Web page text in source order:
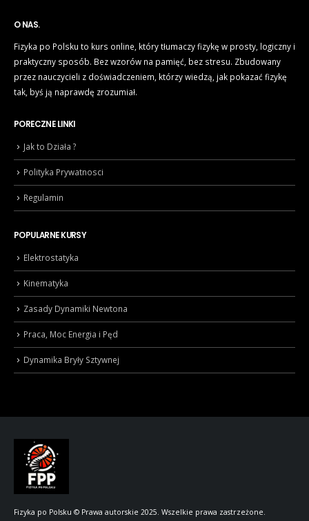
O NAS.
Fizyka po Polsku to kurs online, który tłumaczy fizykę w prosty, logiczny i
praktyczny sposób. Bez wzorów na pamięć, bez stresu. Zbudowany
przez nauczycieli z doświadczeniem, którzy wiedzą, jak pokazać fizykę
tak, byś ją naprawdę zrozumiał.
PORECZNE LINKI
Jak to Działa ?
Polityka Prywatnosci
Regulamin
POPULARNE KURSY
Elektrostatyka
Kinematyka
Zasady Dynamiki Newtona
Praca, Moc Energia i Pęd
Dynamika Bryły Sztywnej
Fizyka po Polsku © Prawa autorskie 2025. Wszelkie prawa zastrzeżone.